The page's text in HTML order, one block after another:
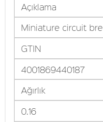
Açıklama
Miniature circuit
GTIN
4001869440187
Ağırlık
0.16